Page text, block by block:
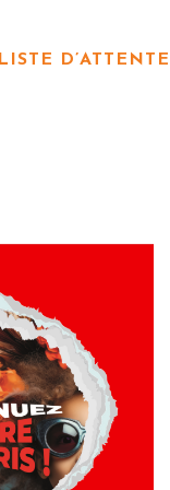
LISTE D’ATTENTE